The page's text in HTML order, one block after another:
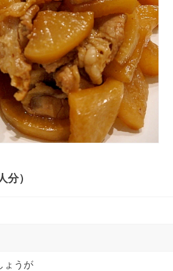
分）
ょうが